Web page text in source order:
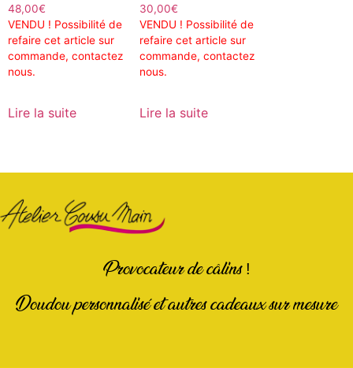
48,00€
VENDU ! Possibilité de
refaire cet article sur
commande, contactez
nous.
Lire la suite
30,00€
VENDU ! Possibilité de
refaire cet article sur
commande, contactez
nous.
Lire la suite
Provocateur de câlins !
Doudou personnalisé et autres cadeaux sur mesure